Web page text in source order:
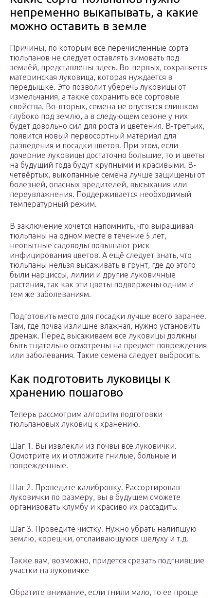
непременно выкапывать, а какие
можно оставить в земле
Причины, по которым все перечисленные сорта
тюльпанов не следует оставлять зимовать под
землёй, представлены здесь. Во-первых, сохраняется
материнская луковица, которая нуждается в
передышке. Это позволит уберечь луковицы от
измельчания, а также сохранить все сортовые
свойства. Во-вторых, семена не опустятся слишком
глубоко под землю, а в следующем сезоне у них
будет довольно сил для роста и цветения. В-третьих,
появится новый первосортный материал для
разведения и посадки цветов. При этом, если
дочерние луковицы достаточно большие, то и цветы
на будущий года будут крупными и красивыми. В-
четвёртых, выкопанные семена лучше защищены от
болезней, опасных вредителей, высыхания или
переувлажнения. Поддерживается необходимый
температурный режим.
В заключение хочется напомнить, что выращивая
тюльпаны на одном месте в течение 5 лет,
неопытные садоводы повышают риск
инфицирования цветов. А ещё следует знать, что
тюльпаны нельзя высаживать в грунт, где до этого
были нарциссы, лилии и другие луковичные
растения, так как эти цветы подвержены одним и
тем же заболеваниям.
Подготовить место для посадки лучше всего заранее.
Там, где почва излишне влажная, нужно установить
дренаж. Перед высаживаем все луковицы должны
быть тщательно осмотрены на предмет повреждения
или заболевания. Такие семена следует выбросить.
Как подготовить луковицы к
хранению пошагово
Теперь рассмотрим алгоритм подготовки
тюльпановых луковиц к хранению.
Шаг 1. Вы извлекли из почвы все луковички.
Осмотрите их и отложите гнилые, больные и
поврежденные.
Шаг 2. Проведите калибровку. Рассортировав
луковички по размеру, вы в будущем сможете
организовать клумбу и красиво их рассадить.
Шаг 3. Проведите чистку. Нужно убрать налипшую
землю, корешки, отслаивающуюся шелуху и т.д.
Также вам, возможно, придется срезать подгнившие
участки на луковичке
Обратите внимание, если гнили мало, то ее проще